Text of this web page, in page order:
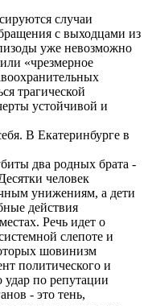
случаи
с выходцами из
уже невозможно
«чрезмерное
трагической
устойчивой и
В Екатеринбурге в
два родных брата -
человек
унижениям, а дети
действия
Речь идет о
слепоте и
шовинизм
политического и
удар по репутации
- это тень,